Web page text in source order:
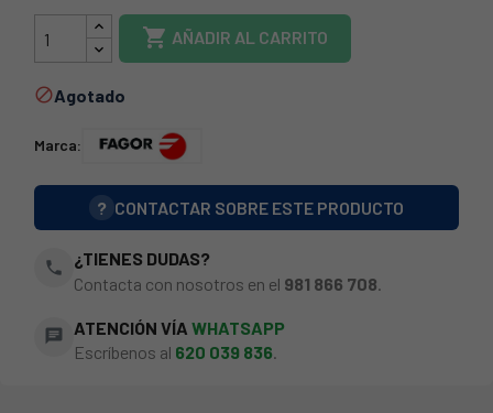
 AÑADIR AL CARRITO
Agotado
Marca:
? CONTACTAR SOBRE ESTE PRODUCTO
phone
¿TIENES DUDAS?
Contacta con nosotros en el 981 866 708
chat ATENCIÓN VÍA WHATSAPP
Escríbenos al 620 039 836.